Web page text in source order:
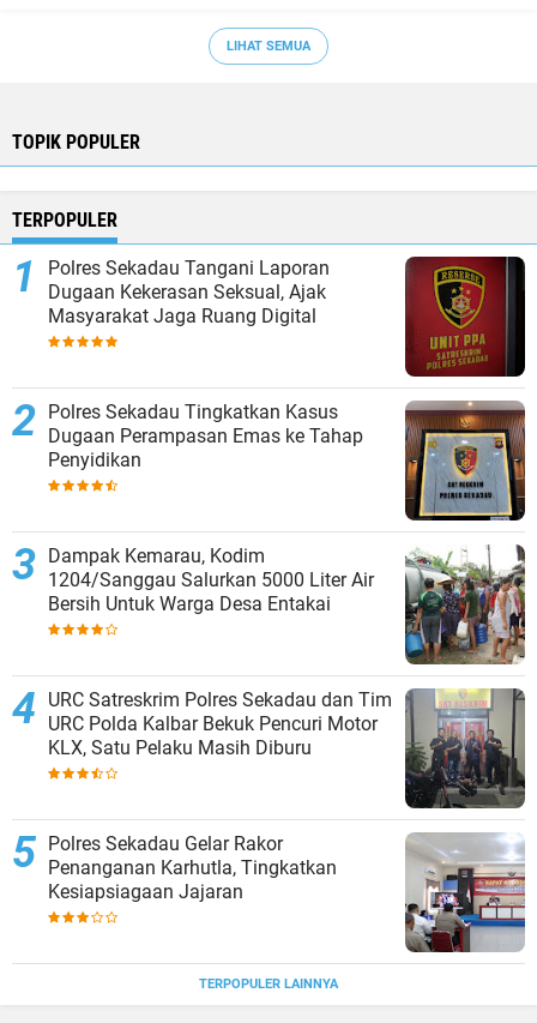
LIHAT SEMUA
TOPIK POPULER
TERPOPULER
Polres Sekadau Tangani Laporan
Dugaan Kekerasan Seksual, Ajak
Masyarakat Jaga Ruang Digital
Polres Sekadau Tingkatkan Kasus
Dugaan Perampasan Emas ke Tahap
Penyidikan
Dampak Kemarau, Kodim
1204/Sanggau Salurkan 5000 Liter Air
Bersih Untuk Warga Desa Entakai
URC Satreskrim Polres Sekadau dan Tim
URC Polda Kalbar Bekuk Pencuri Motor
KLX, Satu Pelaku Masih Diburu
Polres Sekadau Gelar Rakor
Penanganan Karhutla, Tingkatkan
Kesiapsiagaan Jajaran
TERPOPULER LAINNYA